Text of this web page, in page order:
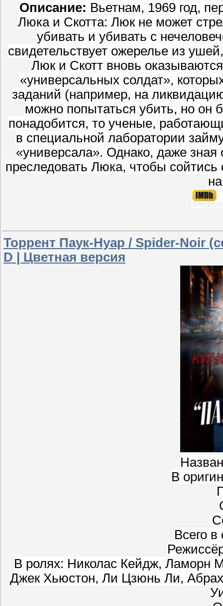
Описание: Вьетнам, 1969 год,
Люка и Скотта: Люк не может
убивать и убивать с
свидетельствует ожерелье из
Люк и Скотт вновь
«универсальных солдат»,
заданий (например, на
можно попытаться убить, но он
понадобится, то ученые,
в специальной лаборатории
«универсала». Однако, даже зная
преследовать Люка, чтобы
Торрент Паук-Нуар / Spider-Noir
D | Цветная версия
В
Всего в
В ролях: Николас Кейдж, Ламорн
Джек Хьюстон, Ли Цзюнь Ли,